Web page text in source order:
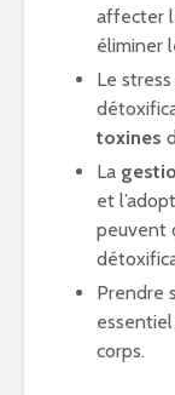
affecter
éliminer
Le
toxines
La
et
peuvent
Prendre
corps.